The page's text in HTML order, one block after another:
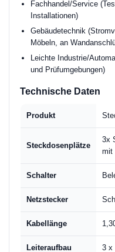
Fachhandel/Service
Installationen)
Gebäudetechnik
Möbeln, an
Leichte Industrie/
und Prüfumgebungen)
Technische Daten
Produkt
Steckdosenplätze
3x
mit
Schalter
Netzstecker
Kabellänge
Leiteraufbau 3 x